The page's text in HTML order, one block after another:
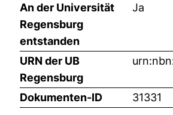
An der Universität
Regensburg
entstanden
Ja
URN der UB
Regensburg
Dokumenten-ID 31331